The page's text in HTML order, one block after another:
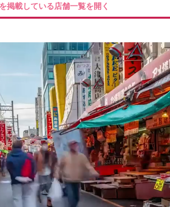
掲載している店舗一覧を開く